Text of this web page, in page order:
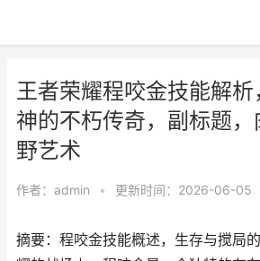
王者荣耀程咬金技能解
神的不朽传奇，副标题
野艺术
作者： admin • 更新时间：2026-06-05
摘要：程咬金技能概述，生存与搅局